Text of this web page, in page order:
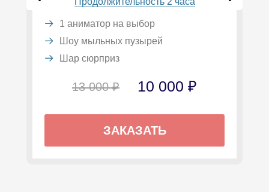
1 аниматор на выбор
Шоу мыльных пузырей
Шар сюрприз
13 000 ₽ 10 000 ₽
ЗАКАЗАТЬ